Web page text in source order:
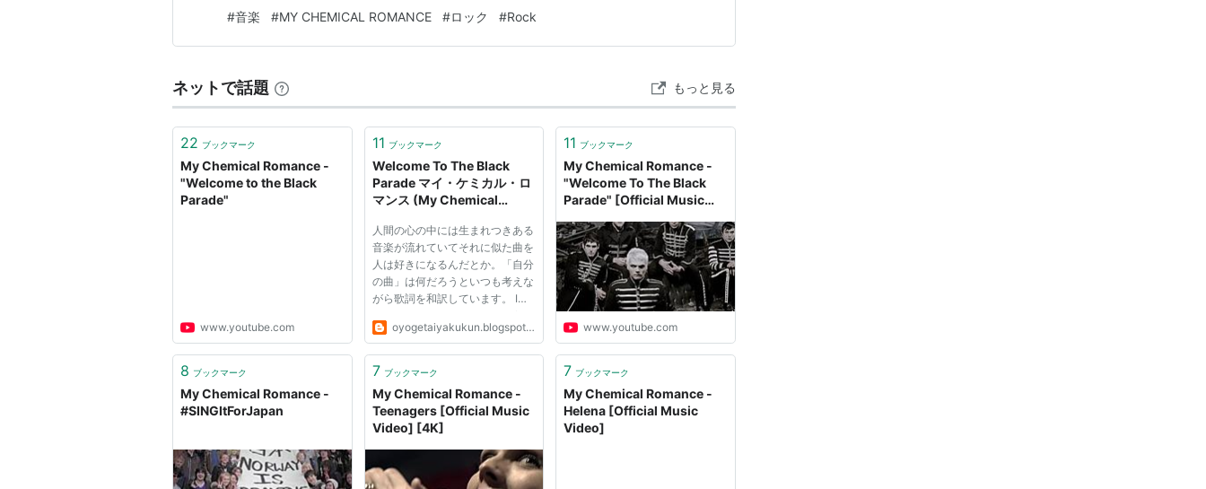
アーティスト:My Chemical Romance
出版社/メーカー:Wea International
この商品を含むブログ (10件) を見る
けではなくて、Black Parade …。賑やかさも感じられる。 自分がいなくな…
#音楽 #MY CHEMICAL ROMANCE #ロック #Rock
ネットで話題 もっと見る
22 ブックマーク
My Chemical Romance -
"Welcome to the Black
Parade"
www.youtube.com
11 ブックマーク
Welcome To The Black
Parade マイ・ケミカル・ロ
マンス (My Chemical
人間の心の中には生まれつきある
音楽が流れていてそれに似た曲を
人は好きになるんだとか。「自分
の曲」は何だろうといつも考えな
がら歌詞を和訳しています。 I
has a special music running
whatever music we love in our
wit...
oyogetaiyakukun.blogspot.com
11 ブックマーク
My Chemical Romance -
"Welcome To The Black
Parade" [Official Music
www.youtube.com
8 ブックマーク
My Chemical Romance -
#SINGItForJapan
7 ブックマーク
My Chemical Romance -
Teenagers [Official Music
Video] [4K]
7 ブックマーク
My Chemical Romance -
Helena [Official Music
Video]